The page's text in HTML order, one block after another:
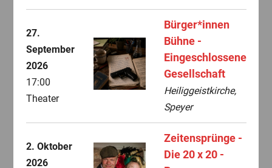
27.
September
2026
17:00
Theater
Bürger*innen
Bühne -
Eingeschlossene
Gesellschaft
Heiliggeistkirche,
Speyer
2. Oktober
2026
Zeitensprünge -
Die 20 x 20 -